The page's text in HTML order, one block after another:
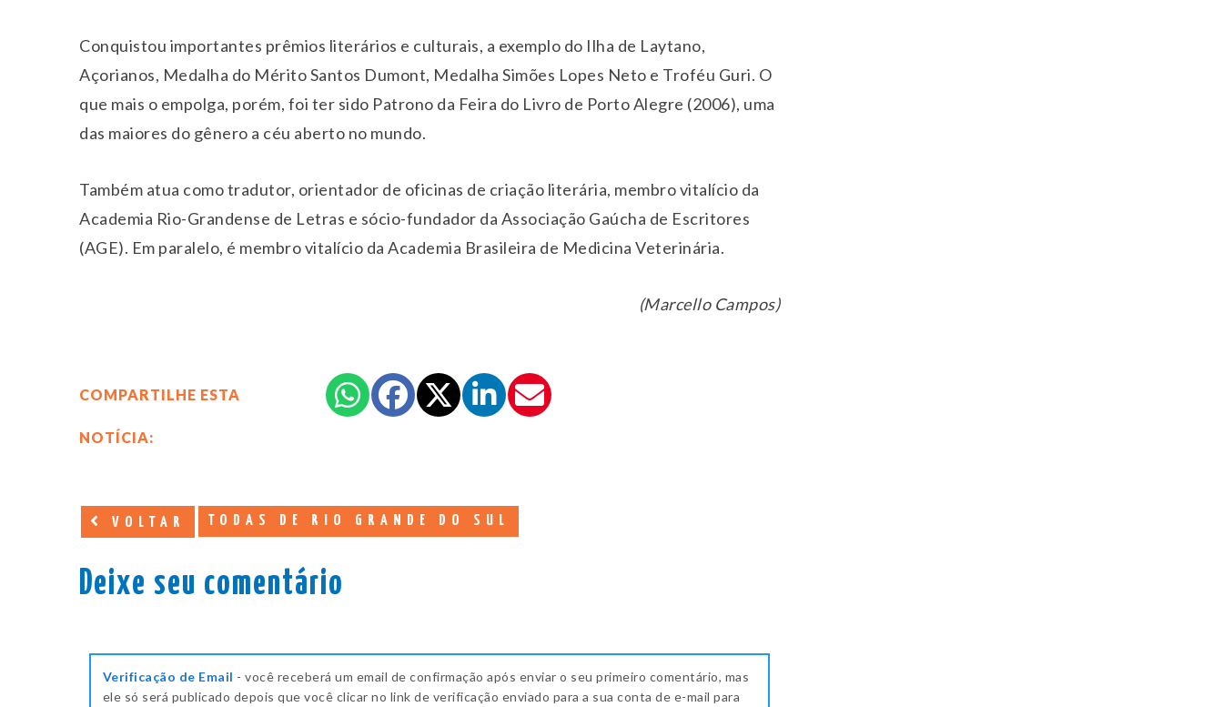
Conquistou importantes prêmios literários e culturais, a exemplo do Ilha de Laytano,
Açorianos, Medalha do Mérito Santos Dumont, Medalha Simões Lopes Neto e Troféu Guri. O
que mais o empolga, porém, foi ter sido Patrono da Feira do Livro de Porto Alegre (2006), uma
das maiores do gênero a céu aberto no mundo.
Também atua como tradutor, orientador de oficinas de criação literária, membro vitalício da
Academia Rio-Grandense de Letras e sócio-fundador da Associação Gaúcha de Escritores
(AGE). Em paralelo, é membro vitalício da Academia Brasileira de Medicina Veterinária.
(Marcello Campos)
COMPARTILHE ESTA
NOTÍCIA:
VOLTAR TODAS DE RIO GRANDE DO SUL
Deixe seu comentário
Verificação de Email - você receberá um email de confirmação após enviar o seu primeiro comentário, mas
ele só será publicado depois que você clicar no link de verificação enviado para a sua conta de e-mail para